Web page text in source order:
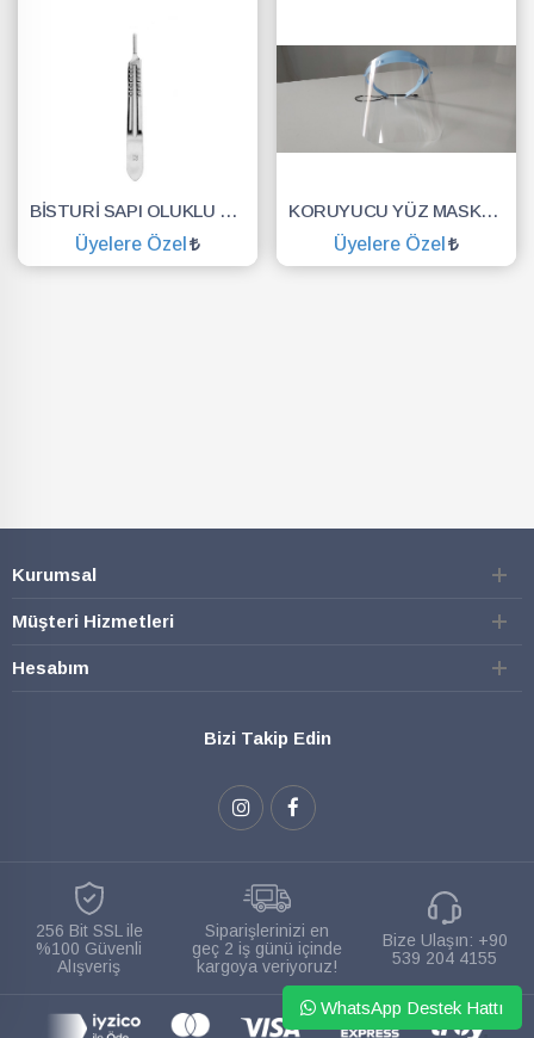
BİSTURİ SAPI OLUKLU NO.3
Üyelere Özel
KORUYUCU YÜZ MASKESİ SİPERLİK.YÜZ KALKANI.DENTAL MASKE
Üyelere Özel
Kurumsal
Müşteri Hizmetleri
Hesabım
Bizi Takip Edin
256 Bit SSL ile
%100 Güvenli
Alışveriş
Siparişlerinizi en
geç 2 iş günü içinde
kargoya veriyoruz!
Bize Ulaşın: +90
539 204 4155
WhatsApp Destek Hattı